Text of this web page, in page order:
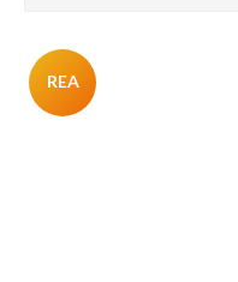
REA